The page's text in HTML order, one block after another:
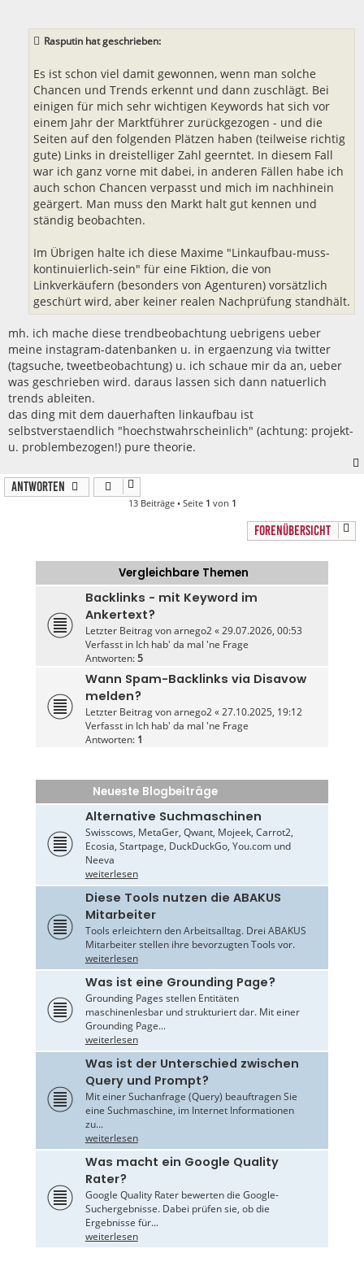
Rasputin hat geschrieben:
Es ist schon viel damit gewonnen, wenn man solche
Chancen und Trends erkennt und dann zuschlägt. Bei
einigen für mich sehr wichtigen Keywords hat sich vor
einem Jahr der Marktführer zurückgezogen - und die
Seiten auf den folgenden Plätzen haben (teilweise richtig
gute) Links in dreistelliger Zahl geerntet. In diesem Fall
war ich ganz vorne mit dabei, in anderen Fällen habe ich
auch schon Chancen verpasst und mich im nachhinein
geärgert. Man muss den Markt halt gut kennen und
ständig beobachten.
Im Übrigen halte ich diese Maxime "Linkaufbau-muss-
kontinuierlich-sein" für eine Fiktion, die von
Linkverkäufern (besonders von Agenturen) vorsätzlich
geschürt wird, aber keiner realen Nachprüfung standhält.
mh. ich mache diese trendbeobachtung uebrigens ueber
meine instagram-datenbanken u. in ergaenzung via twitter
(tagsuche, tweetbeobachtung) u. ich schaue mir da an, ueber
was geschrieben wird. daraus lassen sich dann natuerlich
trends ableiten.
das ding mit dem dauerhaften linkaufbau ist
selbstverstaendlich "hoechstwahrscheinlich" (achtung: projekt-
u. problembezogen!) pure theorie.
Antworten
13 Beiträge • Seite 1 von 1
FORENÜBERSICHT
Vergleichbare Themen
Backlinks - mit Keyword im
Ankertext?
Letzter Beitrag vonarnego2«29.07.2026, 00:53
Verfasst in Ich hab' da mal 'ne Frage
Antworten:5
Wann Spam-Backlinks via Disavow
melden?
Letzter Beitrag vonarnego2«27.10.2025, 19:12
Verfasst in Ich hab' da mal 'ne Frage
Antworten: 1
Neueste Blogbeiträge
Alternative Suchmaschinen
Swisscows, MetaGer, Qwant, Mojeek, Carrot2,
Ecosia, Startpage, DuckDuckGo, You.com und
Neeva
weiterlesen
Diese Tools nutzen die ABAKUS
Mitarbeiter
Tools erleichtern den Arbeitsalltag. Drei ABAKUS
Mitarbeiter stellen ihre bevorzugten Tools vor.
weiterlesen
Was ist eine Grounding Page?
Grounding Pages stellen Entitäten
maschinenlesbar und strukturiert dar. Mit einer
Grounding Page...
weiterlesen
Was ist der Unterschied zwischen
Query und Prompt?
Mit einer Suchanfrage (Query) beauftragen Sie
eine Suchmaschine, im Internet Informationen
zu...
weiterlesen
Was macht ein Google Quality
Rater?
Google Quality Rater bewerten die Google-
Suchergebnisse. Dabei prüfen sie, ob die
Ergebnisse für...
weiterlesen